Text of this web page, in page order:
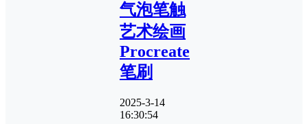
气泡笔触
艺术绘画
Procreate
笔刷
2025-3-14
16:30:54